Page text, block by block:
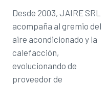
Desde 2003, JAIRE SRL
acompaña al gremio del
aire acondicionado y la
calefacción,
evolucionando de
proveedor de